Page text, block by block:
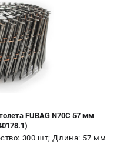
FUBAG N70C 57 мм
300 шт; Длина: 57 мм